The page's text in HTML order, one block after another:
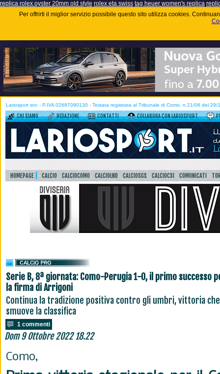
replica rolex oyster 20mm old style rolex eta swiss tag heuer women's replica
Per offrirti il miglior servizio possibile questo sito utilizza cookies.
Lariosport snc - P.IVA 02687090130 - Testata registrata al Tribunale di Como, n.21/06 del 29/
CHI SIAMO REDAZIONE CONTATTI COLLABORA CON LARIOSPORT
HOMEPAGE CALCIO CALCIOCOMO CALCIOLND CALCIOSGS CALCIOCSI COMUNICATI
Serie B, 8ª giornata: Como-Perugia 1-0, il primo successo
la firma di Arrigoni
Continua la tradizione positiva contro gli umbri, vittoria che
smuove la classifica
1 commenti
Dom 9 Ottobre 2022 18.22
Como,